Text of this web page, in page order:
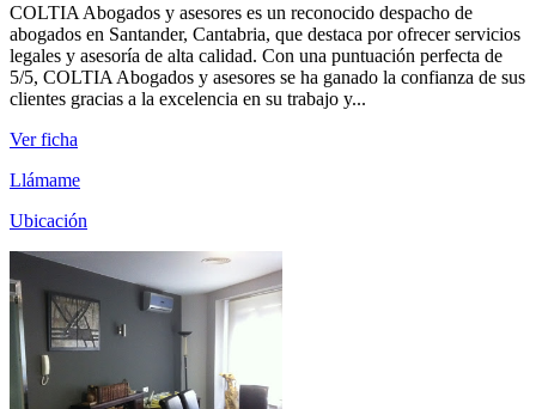
COLTIA Abogados y asesores es un reconocido despacho de
abogados en Santander, Cantabria, que destaca por ofrecer servicios
legales y asesoría de alta calidad. Con una puntuación perfecta de
5/5, COLTIA Abogados y asesores se ha ganado la confianza de sus
clientes gracias a la excelencia en su trabajo y...
Ver ficha
Llámame
Ubicación